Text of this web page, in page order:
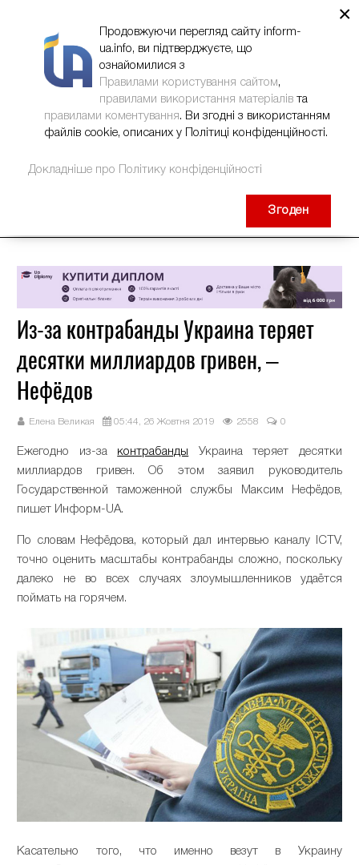
Из-за контрабанды Украина теряет
десятки миллиардов гривен, –
Нефёдов
Елена Великая 05:44, 26 Жовтня 2019 2558 0
Ежегодно из-за контрабанды Украина теряет десятки
миллиардов гривен. Об этом заявил руководитель
Государственной таможенной службы Максим Нефёдов,
пишет Информ-UA.
По словам Нефёдова, который дал интервью каналу ICTV,
точно оценить масштабы контрабанды сложно, поскольку
далеко не во всех случаях злоумышленников удаётся
поймать на горячем.
Касательно того, что именно везут в Украину
×
Продовжуючи перегляд сайту inform-
ua.info, ви підтверджуєте, що
ознайомилися з
Правилами користування сайтом,
правилами використання матеріалів та
правилами коментування. Ви згодні з використанням
файлів cookie, описаних у Політиці конфіденційності.
Докладніше про Політику конфіденційності
Згоден